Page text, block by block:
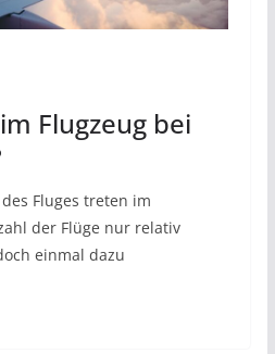
Flugzeug bei
Fluges treten im
der Flüge nur relativ
einmal dazu